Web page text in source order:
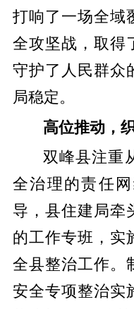
打响了一场全域
全攻坚战，取得
守护了人民群众
局稳定。
高位推动，
双峰县注重
全治理的责任
导，县住建局牵
的工作专班，实
全县整治工作。
安全专项整治实